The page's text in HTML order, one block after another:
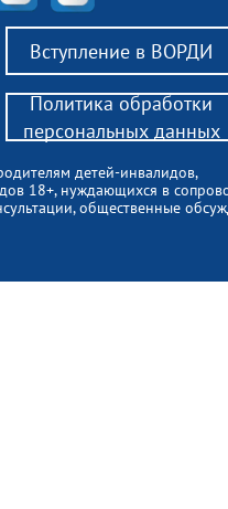
Вступление в ВОРДИ
детей-инвалидов,
18+, нуждающихся в
общественные
Политика обработки
персональных данных